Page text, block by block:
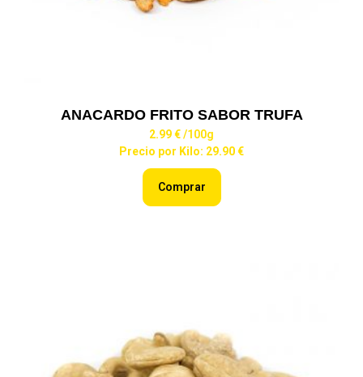
ANACARDO FRITO SABOR TRUFA
2.99 €/100g
Precio por Kilo: 29.90 €
Comprar